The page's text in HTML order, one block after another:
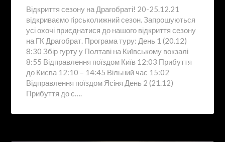
Відкриття сезону на Драгобраті! 20-25.12.21
відкриваємо гірськолижний сезон. Запрошуються
усі охочі приєднатися до нашого відкриття сезону
на ГК Драгобрат. Програма туру: День 1 (20.12)
8:30 Збір гурту у Полтаві на Київському вокзалі
8:55 Відправлення поїздом Київ 12:03 Прибуття
до Києва 12:10 – 14:45 Вільний час 15:02
Відправлення поїздом Ясіня День 2 (21.12)
Прибуття до с….